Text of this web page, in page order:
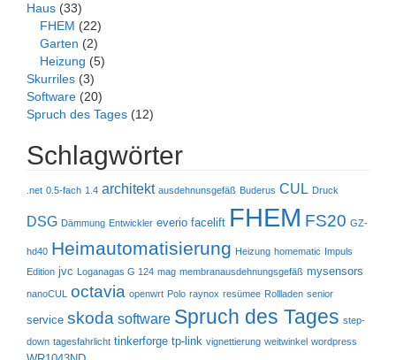
Haus (33)
FHEM (22)
Garten (2)
Heizung (5)
Skurriles (3)
Software (20)
Spruch des Tages (12)
Schlagwörter
.net 0.5-fach 1.4 architekt ausdehnunsgefäß Buderus CUL Druck
DSG Dämmung Entwickler everio facelift FHEM FS20 GZ-
hd40 Heimautomatisierung Heizung homematic
Impuls
Edition jvc Loganagas G 124 mag membranausdehnungsgefäß mysensors
nanoCUL octavia openwrt Polo raynox resümee Rollladen senior
service skoda software Spruch des Tages step-
down tagesfahrlicht tinkerforge tp-link vignettierung weitwinkel wordpress